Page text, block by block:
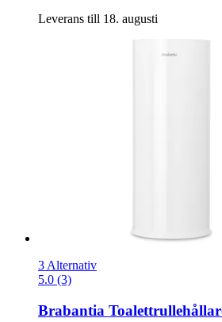
Leverans till 18. augusti
3 Alternativ
5.0 (3)
Brabantia